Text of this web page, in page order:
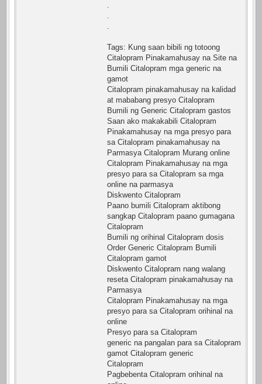
.
.
.
Tags: Kung saan bibili ng totoong
Citalopram Pinakamahusay na Site na
Bumili Citalopram mga generic na
gamot
Citalopram pinakamahusay na kalidad
at mababang presyo Citalopram
Bumili ng Generic Citalopram gastos
Saan ako makakabili Citalopram
Pinakamahusay na mga presyo para
sa Citalopram pinakamahusay na
Parmasya Citalopram Murang online
Citalopram Pinakamahusay na mga
presyo para sa Citalopram sa mga
online na parmasya
Diskwento Citalopram
Paano bumili Citalopram aktibong
sangkap Citalopram paano gumagana
Citalopram
Bumili ng orihinal Citalopram dosis
Order Generic Citalopram Bumili
Citalopram gamot
Diskwento Citalopram nang walang
reseta Citalopram pinakamahusay na
Parmasya
Citalopram Pinakamahusay na mga
presyo para sa Citalopram orihinal na
online
Presyo para sa Citalopram
generic na pangalan para sa Citalopram
gamot Citalopram generic
Citalopram
Pagbebenta Citalopram orihinal na